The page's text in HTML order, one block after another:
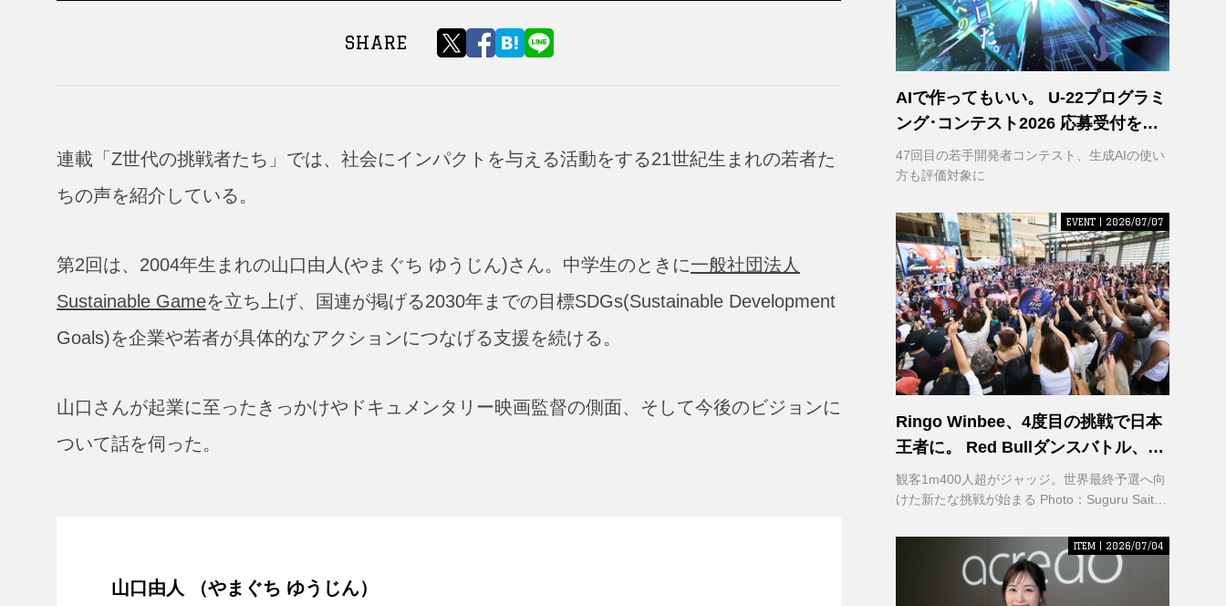
SHARE
連載「Z世代の挑戦者たち」では、社会にインパクトを与える活動をする21世紀生まれの若者た
ちの声を紹介している。
第2回は、2004年生まれの山口由人(やまぐち ゆうじん)さん。中学生のときに一般社団法人
Sustainable Gameを立ち上げ、国連が掲げる2030年までの目標SDGs(Sustainable Development
Goals)を企業や若者が具体的なアクションにつなげる支援を続ける。
山口さんが起業に至ったきっかけやドキュメンタリー映画監督の側面、そして今後のビジョンに
ついて話を伺った。
山口由人 （やまぐち ゆうじん）
AIで作ってもいい。 U-22プログラミ
ング･コンテスト2026 応募受付を開
始
47回目の若手開発者コンテスト、生成AIの使い
方も評価対象に
EVENT | 2026/07/07
Ringo Winbee、4度目の挑戦で日本
王者に。 Red Bullダンスバトル、六
本木で熱狂
観客1m400人超がジャッジ。世界最終予選へ向
けた新たな挑戦が始まる Photo：Suguru Saito /
ITEM | 2026/07/04